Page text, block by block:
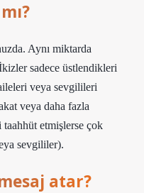
Aynı miktarda
sadece üstlendikleri
veya sevgilileri
veya daha fazla
etmişlerse çok
sevgililer).
atar?